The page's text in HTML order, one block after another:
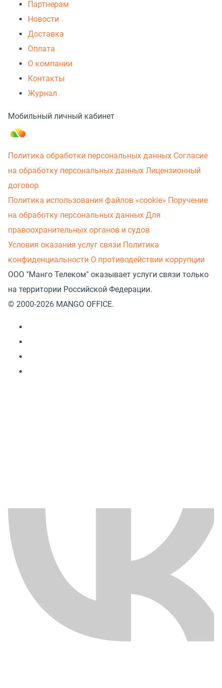
Партнерам
Новости
Доставка
Оплата
О компании
Контакты
Журнал
Мобильный личный кабинет
Политика обработки персональных данных Согласие
на обработку персональных данных Лицензионный
договор
Политика использования файлов «cookie» Поручение
на обработку персональных данных Для
правоохранительных органов и судов
Условия оказания услуг связи Политика
конфиденциальности О противодействии коррупции
ООО "Манго Телеком" оказывает услуги связи только
на территории Российской Федерации.
© 2000-2026 MANGO OFFICE.